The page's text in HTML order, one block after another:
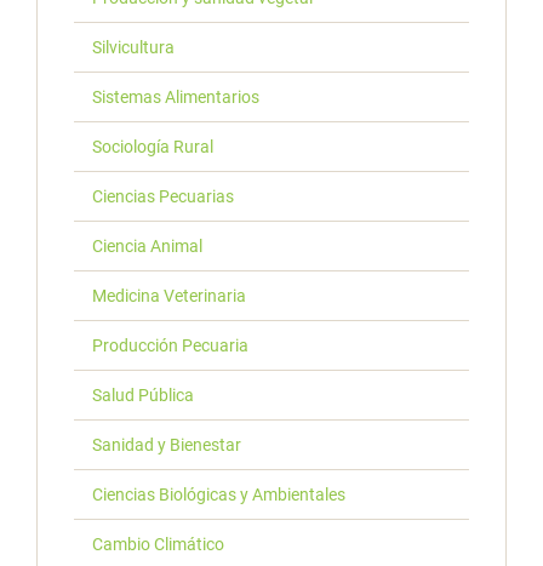
Silvicultura
Sistemas Alimentarios
Sociología Rural
Ciencias Pecuarias
Ciencia Animal
Medicina Veterinaria
Producción Pecuaria
Salud Pública
Sanidad y Bienestar
Ciencias Biológicas y Ambientales
Cambio Climático